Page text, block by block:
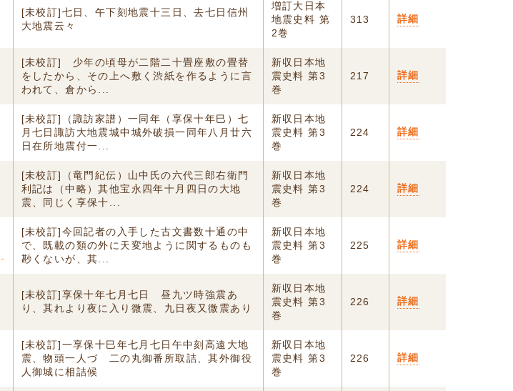
[未校訂]七日、午下刻地震十三日、去七日信州
大地震云々
増訂大日本
地震史料 第
2巻
313 詳細
[未校訂] 少年の頃母が二階二十畳座敷の畳替
をしたから、その上へ敷く渋紙を作るように言
われて、倉から...
新収日本地
震史料 第3
巻
217 詳細
[未校訂]（諏訪家譜）一同年（享保十年巳）七
月七日諏訪大地震城中城外破損一同年八月廿六
日在所地震付一...
新収日本地
震史料 第3
巻
224 詳細
[未校訂]（竜門紀伝）山中氏の六代三郎右衛門
利記は（中略）其他宝永四年十月四日の大地
震、同じく享保十...
新収日本地
震史料 第3
巻
224 詳細
[未校訂]今回記者の入手した古文書数十通の中
で、既載の類の外に天変地ように関するものも
尠くないが、其...
新収日本地
震史料 第3
巻
225 詳細
[未校訂]享保十年七月七日 昼九ツ時強震あ
り、其れより夜に入り微震、九日夜又微震あり
新収日本地
震史料 第3
巻
226 詳細
[未校訂]一享保十巳年七月七日午中刻高遠大地
震、物頭一人づゝ二の丸御番所取詰、其外御役
人御城に相詰候
新収日本地
震史料 第3
巻
226 詳細